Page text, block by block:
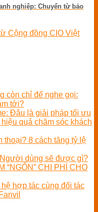
nghiệp: Chuyển từ bảo
Cộng đồng CIO Việt
còn chỉ để nghe gọi:
tới?
Đâu là giải pháp tối ưu
quả chăm sóc khách
thoại? 8 cách tăng tỷ lệ
Người dùng sẽ được gì?
“NGỐN” CHI PHÍ CHO
hợp tác cùng đối tác